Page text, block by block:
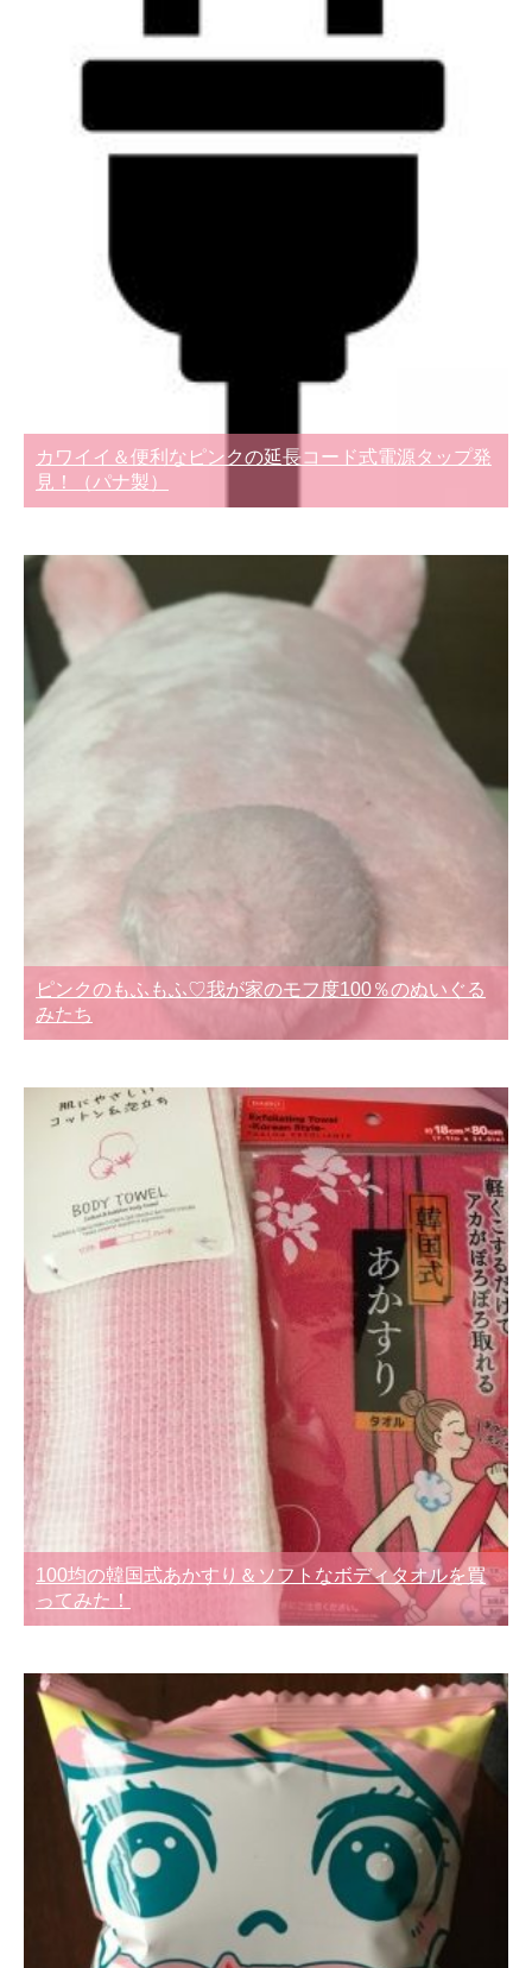
カワイイ＆便利なピンクの延長コード式電源タップ発
見！（パナ製）
ピンクのもふもふ♡我が家のモフ度100％のぬいぐる
みたち
100均の韓国式あかすり＆ソフトなボディタオルを買
ってみた！